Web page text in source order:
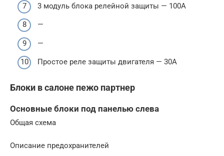
3 модуль блока релейной защиты — 100А
—
—
Простое реле защиты двигателя — 30А
Блоки в салоне пежо партнер
Основные блоки под панелью слева
Общая схема
Описание предохранителей